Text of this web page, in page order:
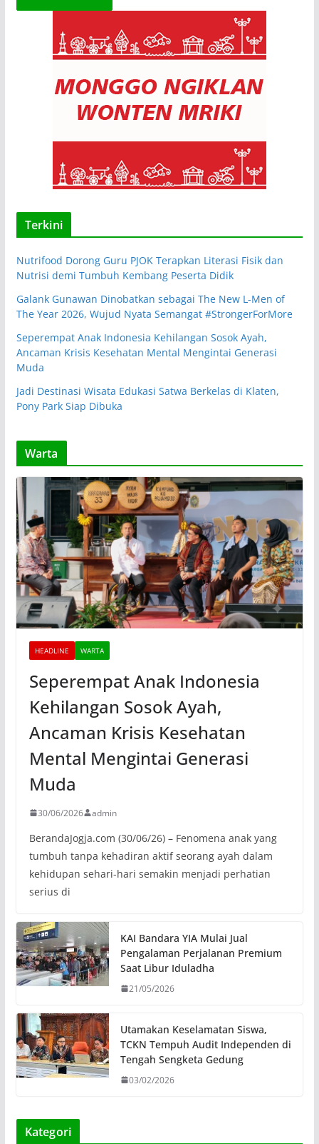
Terkini
Nutrifood Dorong Guru PJOK Terapkan Literasi Fisik dan
Nutrisi demi Tumbuh Kembang Peserta Didik
Galank Gunawan Dinobatkan sebagai The New L-Men of
The Year 2026, Wujud Nyata Semangat #StrongerForMore
Seperempat Anak Indonesia Kehilangan Sosok Ayah,
Ancaman Krisis Kesehatan Mental Mengintai Generasi
Muda
Jadi Destinasi Wisata Edukasi Satwa Berkelas di Klaten,
Pony Park Siap Dibuka
Warta
HEADLINE WARTA
Seperempat Anak Indonesia
Kehilangan Sosok Ayah,
Ancaman Krisis Kesehatan
Mental Mengintai Generasi
Muda
30/06/2026 admin
BerandaJogja.com (30/06/26) – Fenomena anak yang
tumbuh tanpa kehadiran aktif seorang ayah dalam
kehidupan sehari-hari semakin menjadi perhatian
serius di
KAI Bandara YIA Mulai Jual
Pengalaman Perjalanan Premium
Saat Libur Iduladha
21/05/2026
Utamakan Keselamatan Siswa,
TCKN Tempuh Audit Independen di
Tengah Sengketa Gedung
03/02/2026
Kategori